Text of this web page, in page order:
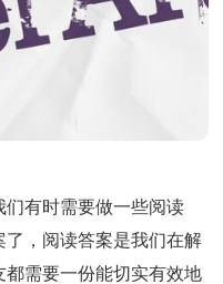
有时需要做一些阅读
，阅读答案是我们在解
需要一份能切实有效地